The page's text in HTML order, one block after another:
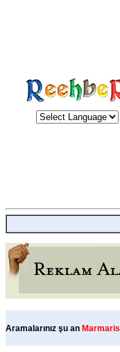
Aramalarınız şu an Marmaris